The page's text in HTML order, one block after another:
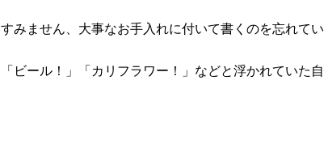
すみません、大事なお手入れに付いて書くのを忘れて
「ビール！」「カリフラワー！」などと浮かれてい